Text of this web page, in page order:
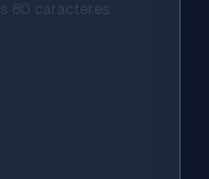
80 caracteres.